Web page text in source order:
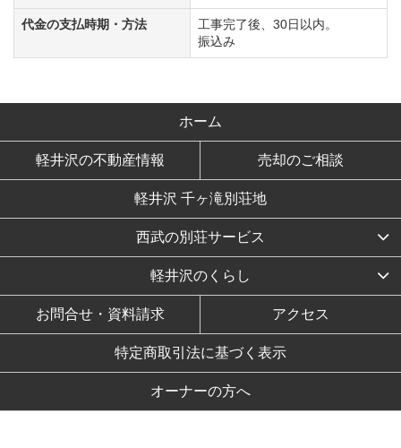
代金の支払時期・方法
工事完了後、30日以内。
振込み
ホーム
軽井沢の不動産情報 売却のご相談
軽井沢 千ヶ滝別荘地
西武の別荘サービス
軽井沢のくらし
お問合せ・資料請求 アクセス
特定商取引法に基づく表示
オーナーの方へ